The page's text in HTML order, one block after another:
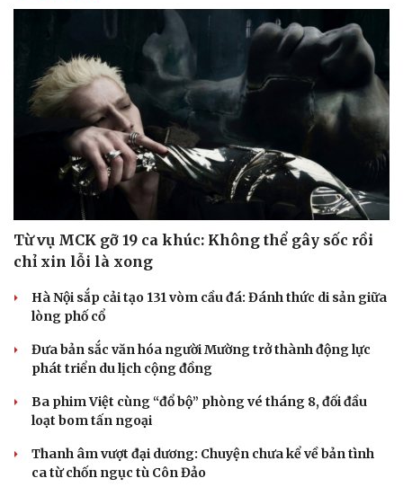
Từ vụ MCK gỡ 19 ca khúc: Không thể gây sốc rồi
chỉ xin lỗi là xong
Hà Nội sắp cải tạo 131 vòm cầu đá: Đánh thức di sản giữa
lòng phố cổ
Đưa bản sắc văn hóa người Mường trở thành động lực
phát triển du lịch cộng đồng
Ba phim Việt cùng “đổ bộ” phòng vé tháng 8, đối đầu
loạt bom tấn ngoại
Thanh âm vượt đại dương: Chuyện chưa kể về bản tình
ca từ chốn ngục tù Côn Đảo